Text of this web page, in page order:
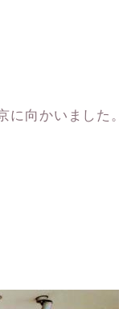
向かいました。